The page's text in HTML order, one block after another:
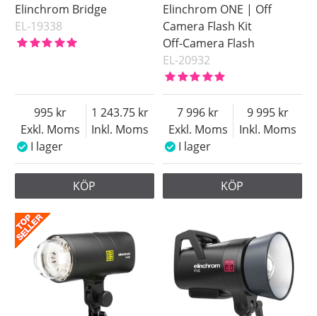
Elinchrom Bridge
EL-19338
Exkl. Moms
995
Inkl. Moms
1 243.75
I lager
KÖP
Elinchrom ONE | Off
Camera Flash Kit
Off-Camera Flash
EL-20932
Exkl. Moms
7 996
Inkl. Moms
9 995
I lager
KÖP